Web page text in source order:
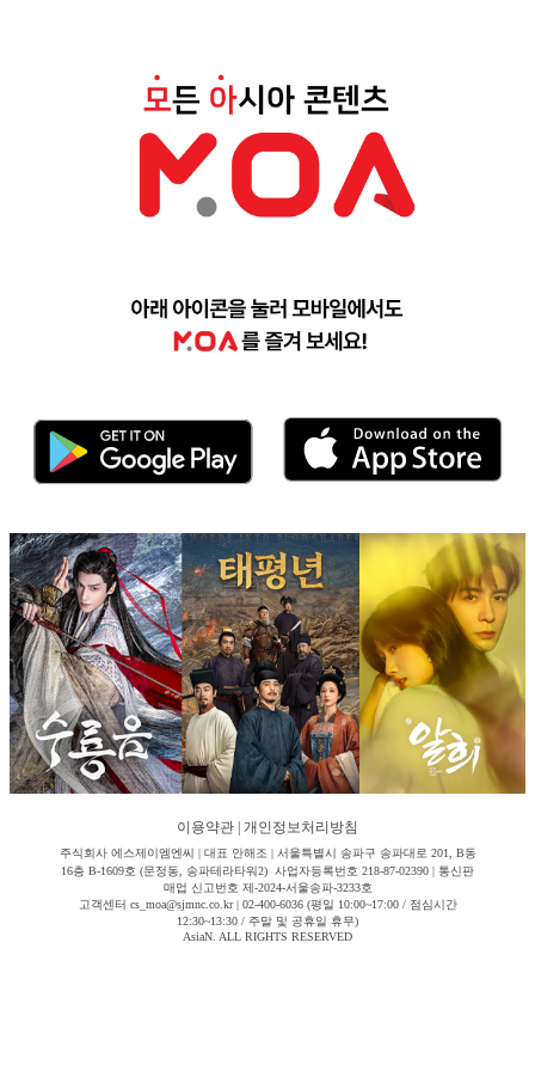
이용약관 개인정보처리방침
주식회사 에스제이엠엔씨 | 대표 안해조 | 서울특별시 송파구 송파대로 201, B동
16층 B-1609호 (문정동, 송파테라타워2) 사업자등록번호 218-87-02390 | 통신판
매업 신고번호 제-2024-서울송파-3233호
고객센터 cs_moa@sjmnc.co.kr | 02-400-6036 (평일 10:00~17:00 / 점심시간
12:30~13:30 / 주말 및 공휴일 휴무)
AsiaN. ALL RIGHTS RESERVED